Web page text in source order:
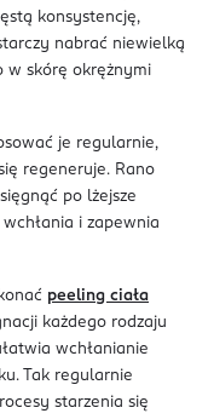
konsystencję,
nabrać niewielką
w skórę okrężnymi
je regularnie,
regeneruje. Rano
po lżejsze
i zapewnia
peeling ciała
każdego rodzaju
wchłanianie
Tak regularnie
starzenia się